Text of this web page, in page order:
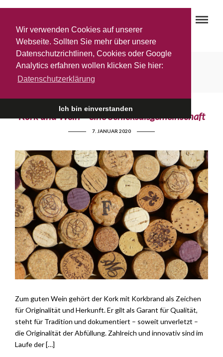
Wir verwenden Cookies auf unserer
Webseite. Sollten Sie mehr über unsere
Datenschutzrichtlinen, Cookies oder Google
Analytics erfahren wollen klicken Sie hier:
Datenschutzerklärung
Ich bin einverstanden
Upcycling von Korken
Kork und Wein – eine Schicksalsgemeinschaft
7. JANUAR 2020
Zum guten Wein gehört der Kork mit Korkbrand als Zeichen
für Originalität und Herkunft. Er gilt als Garant für Qualität,
steht für Tradition und dokumentiert – soweit unverletzt –
die Originalität der Abfüllung. Zahlreich und innovativ sind im
Laufe der […]